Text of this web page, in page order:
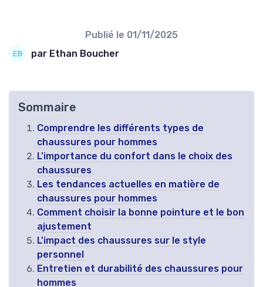
Publié le 01/11/2025
par Ethan Boucher
Sommaire
Comprendre les différents types de
chaussures pour hommes
L'importance du confort dans le choix des
chaussures
Les tendances actuelles en matière de
chaussures pour hommes
Comment choisir la bonne pointure et le bon
ajustement
L'impact des chaussures sur le style
personnel
Entretien et durabilité des chaussures pour
hommes